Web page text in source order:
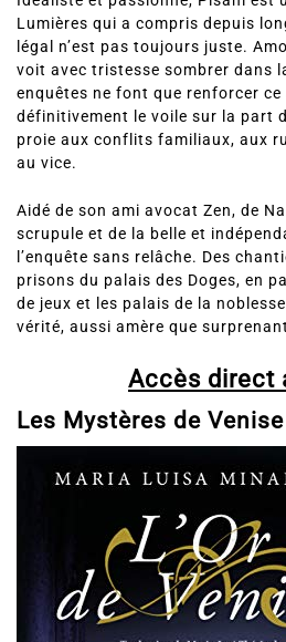
Lumières qui a compris depuis
légal n’est pas toujours juste.
voit avec tristesse sombrer dans
enquêtes ne font que renforcer ce
définitivement le voile sur la part
proie aux conflits familiaux, aux
au vice.
scrupule et de la belle et
l’enquête sans relâche. Des
prisons du palais des Doges, en
de jeux et les palais de la
vérité, aussi amère que
Accès direct
Les Mystères de